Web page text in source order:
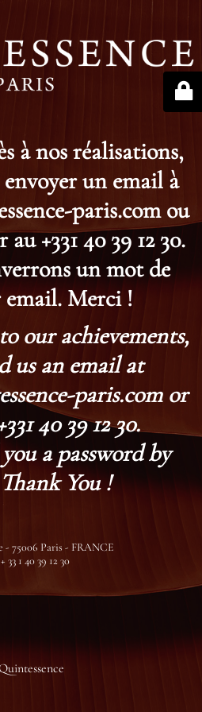
à nos réalisations,
un email à
paris.com ou
+331 40 39 12 30.
un mot de
email. Merci !
our achievements,
us an email at
paris.com or
40 39 12 30.
a password by
You !
- 75006 Paris - FRANCE
33 1 40 39 12 30